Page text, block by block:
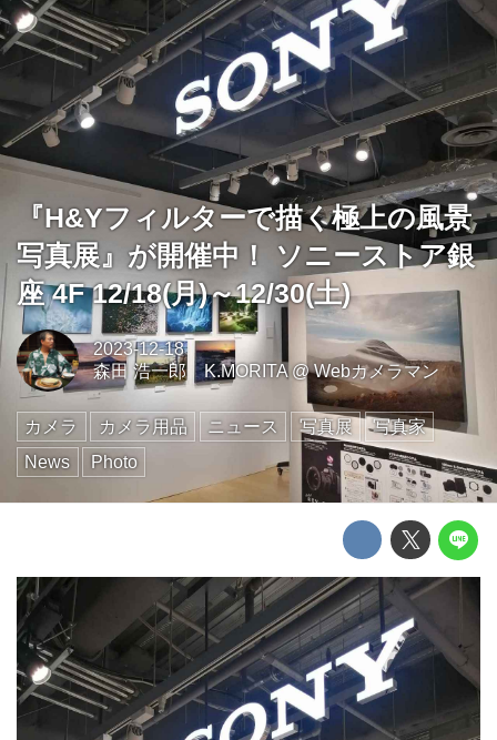
『H&Yフィルターで描く極上の風景
写真展』が開催中！ ソニーストア銀
座 4F 12/18(月)～12/30(土)
2023-12-18
森田 浩一郎 K.MORITA@Webカメラマン
カメラ カメラ用品 ニュース 写真展
写真家
News
Photo